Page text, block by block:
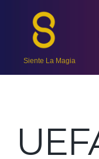
Siente La Magia